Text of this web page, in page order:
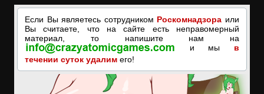
Если Вы являетесь сотрудником Роскомнадзора или
Вы считаете, что на сайте есть неправомерный
материал, то напишите нам на
и мы в
течении суток удалим его!